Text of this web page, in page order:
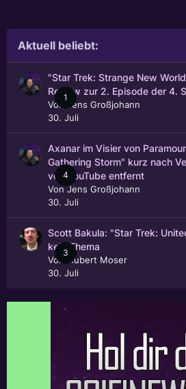
Aktuell beliebt:
1
"Star Trek: Strange New
Review zur 2. Episode der 4.
Von
Jens Großjohann
30. Juli
4
Axanar im Visier von
Gathering Storm" kurz nach
von YouTube entfernt
VonJens Großjohann
30. Juli
3
Scott Bakula: "Star Trek:
kein Thema
Von
Hubert Moser
30. Juli